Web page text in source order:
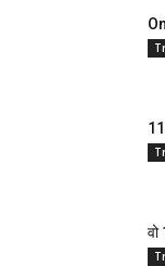
वो